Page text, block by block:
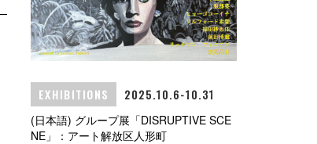
EXHIBITIONS 2025.10.6-10.31
(日本語) グループ展「DISRUPTIVE SCE
NE」：アート解放区人形町